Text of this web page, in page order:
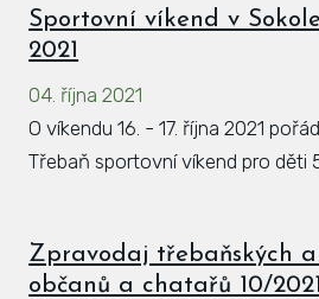
Sportovní víkend v Sokole
2021
04. října 2021
O víkendu 16. - 17. října 2021
Třebaň sportovní víkend pro děti
Zpravodaj třebaňských a
občanů a chatařů 10/2021